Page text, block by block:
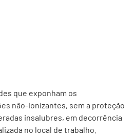
que exponham os
não-ionizantes, sem a proteção
insalubres, em decorrência
no local de trabalho.